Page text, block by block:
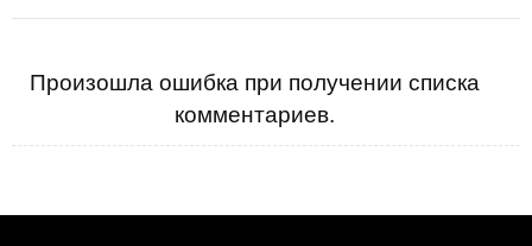
Произошла ошибка при получении списка
комментариев.